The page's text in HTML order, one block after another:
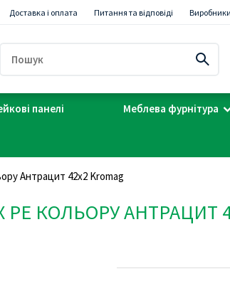
Доставка і оплата Питання та відповіді Виробники
панелі Меблева фурнітура
Антрацит 42х2 Kromag
КОЛЬОРУ АНТРАЦИТ